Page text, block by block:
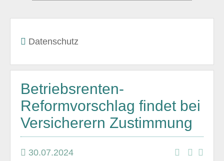
Datenschutz
Betriebsrenten-
Reformvorschlag findet bei
Versicherern Zustimmung
30.07.2024